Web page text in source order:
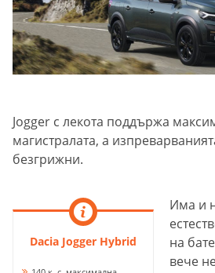
Jogger с лекота поддържа
магистралата, а
безгрижни.
Dacia Jogger Hybrid
Има и
на
вече